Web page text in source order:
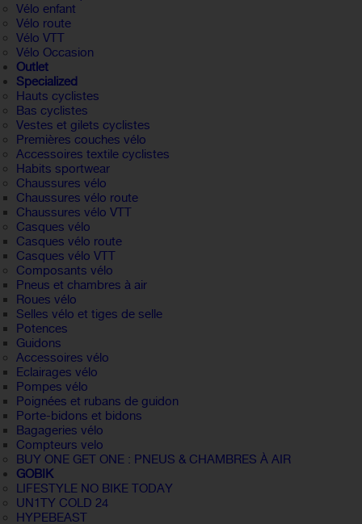
Vélo enfant
Vélo route
Vélo VTT
Vélo Occasion
Outlet
Specialized
Hauts cyclistes
Bas cyclistes
Vestes et gilets cyclistes
Premières couches vélo
Accessoires textile cyclistes
Habits sportwear
Chaussures vélo
Chaussures vélo route
Chaussures vélo VTT
Casques vélo
Casques vélo route
Casques vélo VTT
Composants vélo
Pneus et chambres à air
Roues vélo
Selles vélo et tiges de selle
Potences
Guidons
Accessoires vélo
Eclairages vélo
Pompes vélo
Poignées et rubans de guidon
Porte-bidons et bidons
Bagageries vélo
Compteurs velo
BUY ONE GET ONE : PNEUS & CHAMBRES À AIR
GOBIK
LIFESTYLE NO BIKE TODAY
UN1TY COLD 24
HYPEBEAST